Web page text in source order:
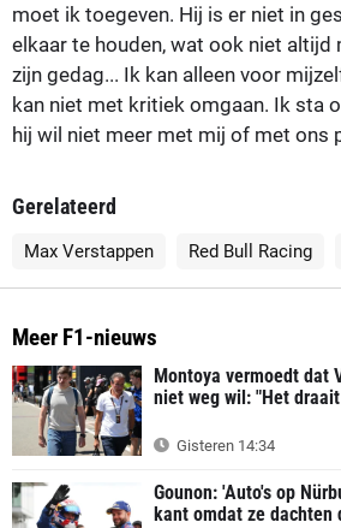
moet ik toegeven. Hij is er niet in
elkaar te houden, wat ook niet altijd
zijn gedag... Ik kan alleen voor
kan niet met kritiek omgaan. Ik sta
hij wil niet meer met mij of met ons
Gerelateerd
Max Verstappen Red Bull Racing
Meer F1-nieuws
Montoya vermoedt dat
niet weg wil: "Het
Gisteren 14:34
Gounon: 'Auto's op
kant omdat ze dachten